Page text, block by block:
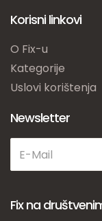
Korisni linkovi
O Fix-u
Kategorije
Uslovi korištenja
Newsletter
Fix na